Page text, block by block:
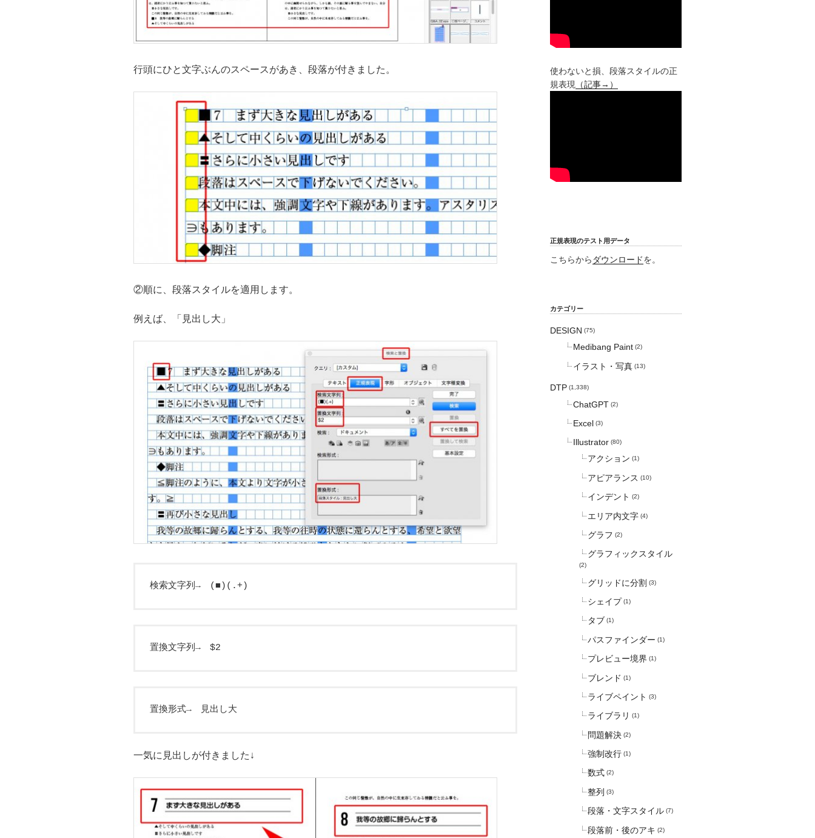
行頭にひと文字ぶんのスペースがあき、段落が付きました。
②順に、段落スタイルを適用します。
例えば、「見出し大」
検索文字列→ (■)(.+)
置換文字列→ $2
置換形式→ 見出し大
一気に見出しが付きました↓
使わないと損、段落スタイルの正
規表現
（記事→）
正規表現のテスト用データ
こちらから ダウンロードを。
カテゴリー
DESIGN (75)
Medibang Paint (2)
イラスト・写真 (13)
DTP (1,338)
ChatGPT (2)
Excel (3)
Illustrator (80)
アクション (1)
アピアランス (10)
インデント (2)
エリア内文字 (4)
グラフ (2)
グラフィックスタイル
(2)
グリッドに分割 (3)
シェイプ (1)
タブ (1)
パスファインダー (1)
プレビュー境界 (1)
ブレンド (1)
ライブペイント (3)
ライブラリ (1)
問題解決 (2)
強制改行 (1)
数式 (2)
整列 (3)
段落・文字スタイル (7)
段落前・後のアキ (2)